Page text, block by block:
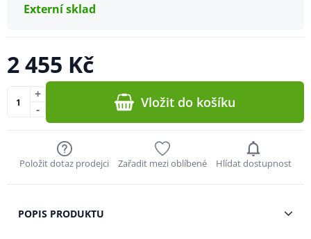
Externí sklad
2 455 Kč
-
+ Vložit do košíku
Položit dotaz prodejci Zařadit mezi oblíbené Hlídat dostupnost
POPIS PRODUKTU